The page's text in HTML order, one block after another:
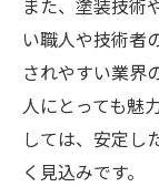
外壁
外壁
外壁
外壁塗
法
また、塗装技術
い職人や技術者
されやすい業界
人にとっても魅
しては、安定し
く見込みです。